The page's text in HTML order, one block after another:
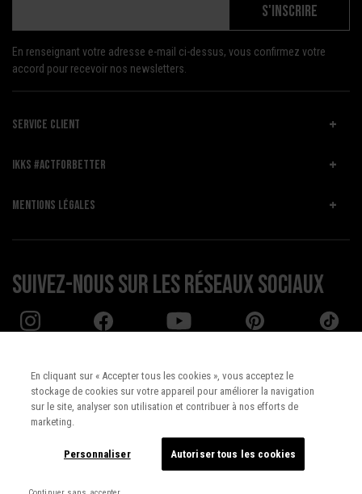
S'INSCRIRE
En renseignant votre adresse e-mail ci-dessus, vous confirmez votre
accord pour recevoir nos newsletters.
SERVICE CLIENT
IKKS #ACTFORBETTER
MENTIONS LÉGALES
Suivez-nous sur les réseaux sociaux
Pays : UNITED STATES
Français
En cliquant sur « Accepter tous les cookies », vous acceptez le
stockage de cookies sur votre appareil pour améliorer la navigation
sur le site, analyser son utilisation et contribuer à nos efforts de
marketing.
Personnaliser Autoriser tous les cookies